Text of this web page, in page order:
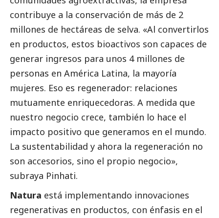
contribuye a la conservación de más de 2
millones de hectáreas de selva. «Al convertirlos
en productos, estos bioactivos son capaces de
generar ingresos para unos 4 millones de
personas en América Latina, la mayoría
mujeres. Eso es regenerador: relaciones
mutuamente enriquecedoras. A medida que
nuestro negocio crece, también lo hace el
impacto positivo que generamos en el mundo.
La sustentabilidad y ahora la regeneración no
son accesorios, sino el propio negocio»,
subraya Pinhati.
Natura está implementando innovaciones
regenerativas en productos, con énfasis en el